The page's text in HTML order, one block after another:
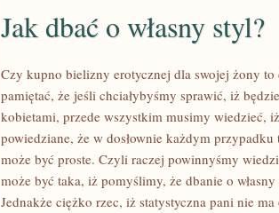
Jak dbać o własny styl?
Czy kupno bielizny erotycznej dla swojej żony to
pamiętać, że jeśli chciałybyśmy sprawić, iż
kobietami, przede wszystkim musimy wiedzieć,
powiedziane, że w dosłownie każdym
może być proste. Czyli raczej powinnyśmy
może być taka, iż pomyślimy, że dbanie o
Jednakże ciężko rzec, iż statystyczna pani nie